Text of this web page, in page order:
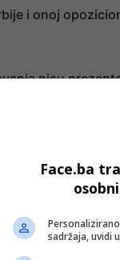
i onoj
nisu
i političkih
i razlog.
vlasti, a
Srbiji su samo
koji se u
Face.ba
sadržaja, uvidi